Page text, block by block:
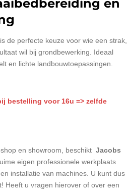
en
is de perfecte keuze voor wie een strak,
wil bij grondbewerking. Ideaal
en lichte landbouwtoepassingen.
bestelling voor 16u => zelfde
en showroom, beschikt Jacobs
eigen professionele werkplaats
installatie van machines. U kunt dus
Heeft u vragen hierover of over een